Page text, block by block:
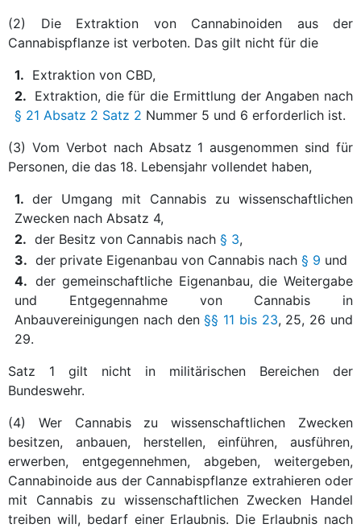
(2) Die Extraktion von Cannabinoiden aus der
Cannabispflanze ist verboten. Das gilt nicht für die
1. Extraktion von CBD,
2. Extraktion, die für die Ermittlung der Angaben nach
§ 21 Absatz 2 Satz 2 Nummer 5 und 6 erforderlich ist.
(3) Vom Verbot nach Absatz 1 ausgenommen sind für
Personen, die das 18. Lebensjahr vollendet haben,
1. der Umgang mit Cannabis zu wissenschaftlichen
Zwecken nach Absatz 4,
2. der Besitz von Cannabis nach § 3,
3. der private Eigenanbau von Cannabis nach § 9 und
4. der gemeinschaftliche Eigenanbau, die Weitergabe
und Entgegennahme von Cannabis in
Anbauvereinigungen nach den§§ 11 bis 23, 25, 26 und
29.
Satz 1 gilt nicht in militärischen Bereichen der
Bundeswehr.
(4) Wer Cannabis zu wissenschaftlichen Zwecken
besitzen, anbauen, herstellen, einführen, ausführen,
erwerben, entgegennehmen, abgeben, weitergeben,
Cannabinoide aus der Cannabispflanze extrahieren oder
mit Cannabis zu wissenschaftlichen Zwecken Handel
treiben will, bedarf einer Erlaubnis. Die Erlaubnis nach